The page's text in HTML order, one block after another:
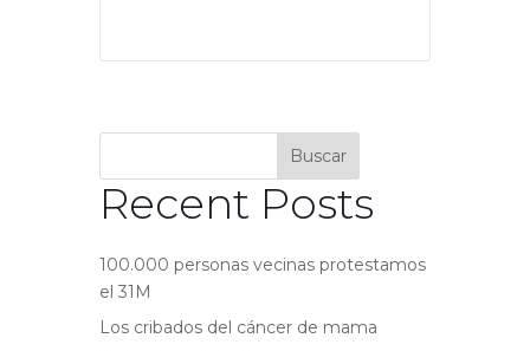
Buscar
Recent Posts
100.000 personas vecinas protestamos
el 31M
Los cribados del cáncer de mama